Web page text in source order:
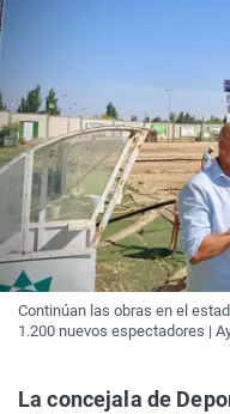
Continúan las obras en el
1.200 nuevos espectadores |
La concejala de